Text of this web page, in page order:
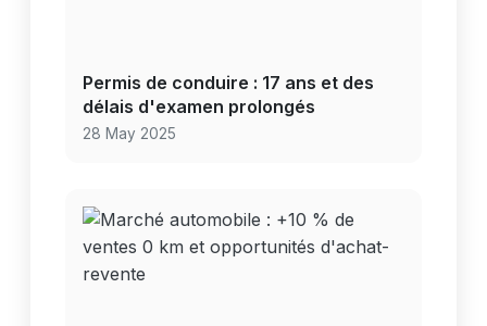
Permis de conduire : 17 ans et des
délais d'examen prolongés
28 May 2025